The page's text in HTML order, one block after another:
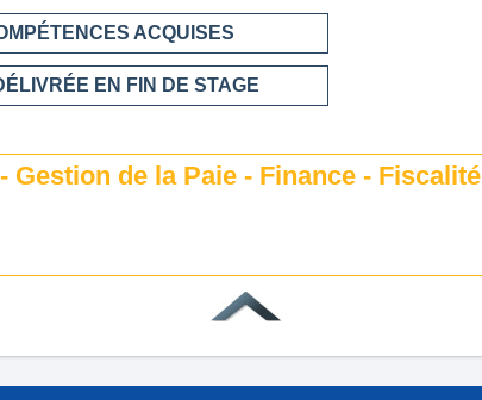
ACQUISES
EN FIN DE STAGE
de la Paie - Finance - Fiscalité